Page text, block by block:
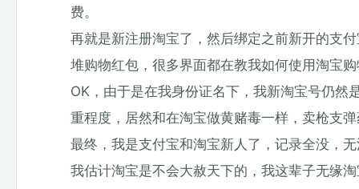
费。
再就是新注册淘宝了，然后绑定之前新开的支
堆购物红包，很多界面都在教我如何使用淘宝
OK，由于是在我身份证名下，我新淘宝号仍然
重程度，居然和在淘宝做黄赌毒一样，卖枪支
最终，我是支付宝和淘宝新人了，记录全没，
我估计淘宝是不会大赦天下的，我这辈子无缘